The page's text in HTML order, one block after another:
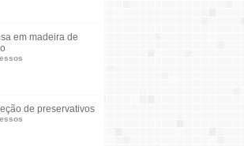
em madeira de
de preservativos